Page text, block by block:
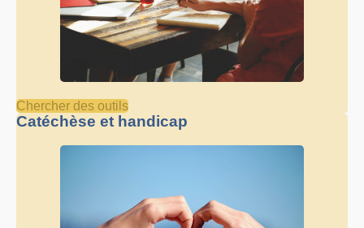
Chercher des outils
Catéchèse et handicap